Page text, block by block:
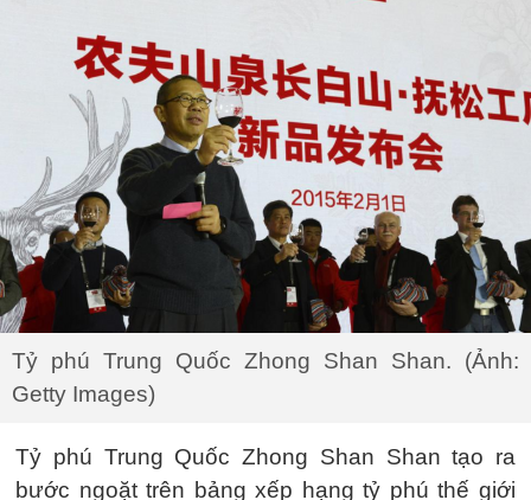
Tỷ phú Trung Quốc Zhong Shan Shan. (Ảnh:
Getty Images)
Tỷ phú Trung Quốc Zhong Shan Shan tạo ra
bước ngoặt trên bảng xếp hạng tỷ phú thế giới